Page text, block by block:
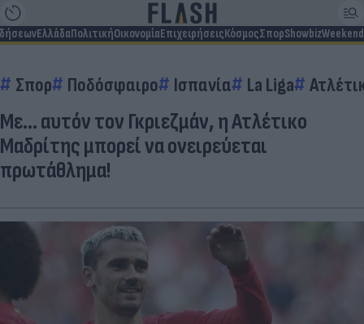
ΕλλάδαΠολιτικήΟικονομίαΕπιχειρήσειςΚόσμοςΣπορShowbizWeekend
Σπορ Ποδόσφαιρο Ισπανία La Liga
Με... αυτόν τον Γκριεζμάν, η Ατλέτικο
Μαδρίτης μπορεί να ονειρεύεται
πρωτάθλημα!